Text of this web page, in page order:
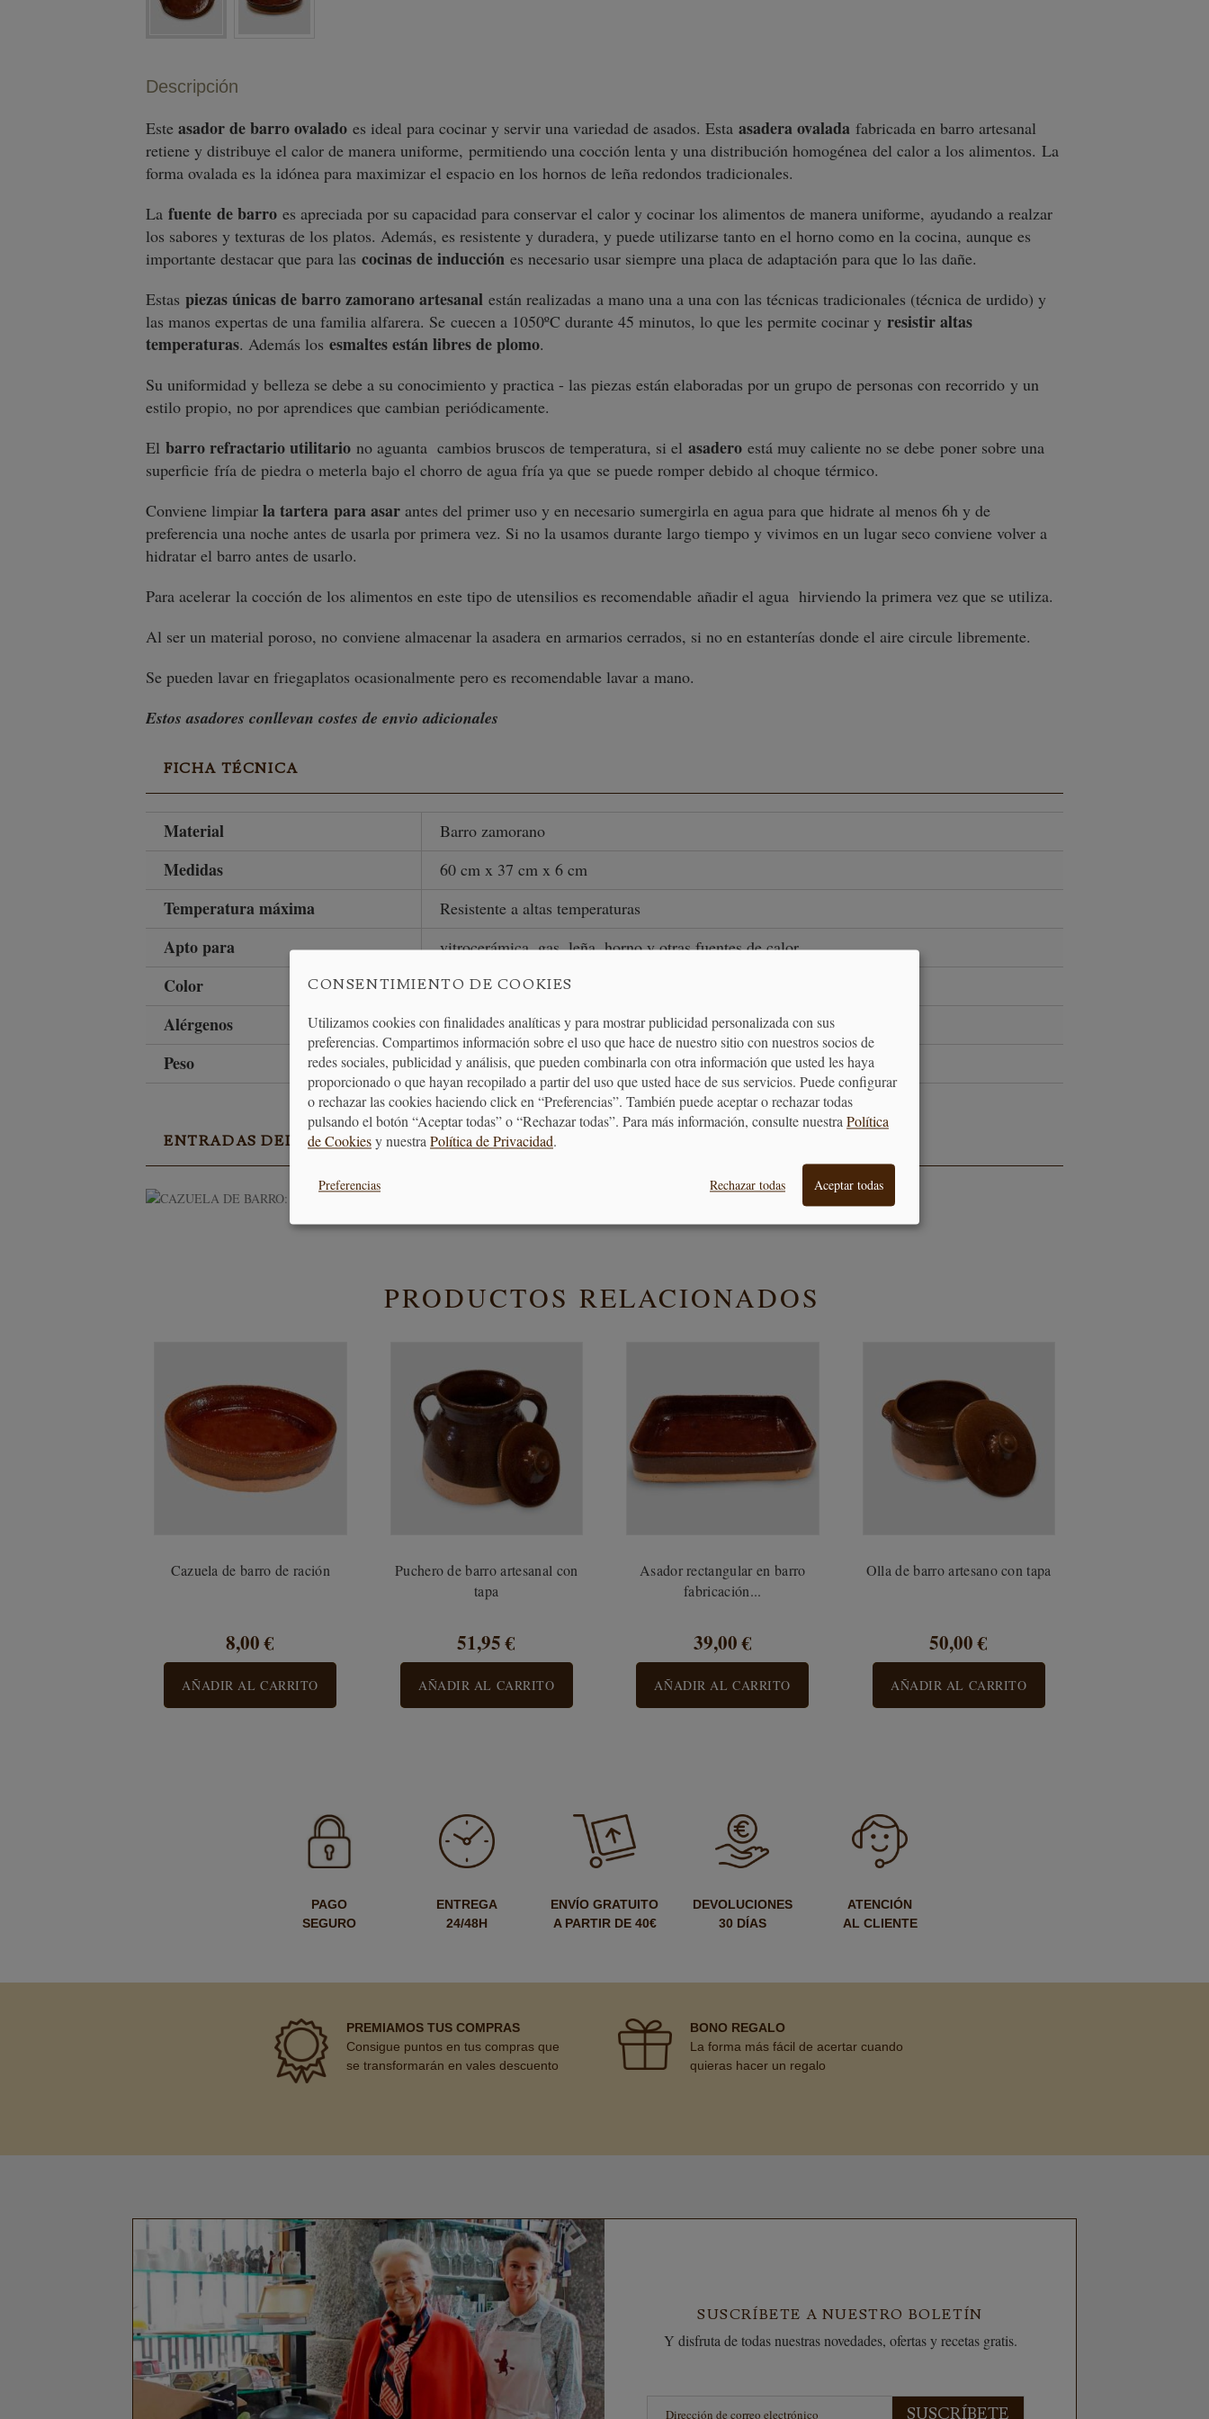
Descripción
Este asador de barro ovalado es ideal para cocinar y servir una variedad de asados. Esta asadera ovalada fabricada en barro artesanal
retiene y distribuye el calor de manera uniforme, permitiendo una cocción lenta y una distribución homogénea del calor a los alimentos. La
forma ovalada es la idónea para maximizar el espacio en los hornos de leña redondos tradicionales.
La fuente de barro es apreciada por su capacidad para conservar el calor y cocinar los alimentos de manera uniforme, ayudando a realzar
los sabores y texturas de los platos. Además, es resistente y duradera, y puede utilizarse tanto en el horno como en la cocina, aunque es
importante destacar que para las cocinas de inducción es necesario usar siempre una placa de adaptación para que lo las dañe.
Estas piezas únicas de barro zamorano artesanal están realizadas a mano una a una con las técnicas tradicionales (técnica de urdido) y
las manos expertas de una familia alfarera. Se cuecen a 1050ºC durante 45 minutos, lo que les permite cocinar y resistir altas
temperaturas. Además los esmaltes están libres de plomo.
Su uniformidad y belleza se debe a su conocimiento y practica - las piezas están elaboradas por un grupo de personas con recorrido y un
estilo propio, no por aprendices que cambian periódicamente.
El barro refractario utilitario no aguanta cambios bruscos de temperatura, si el asadero está muy caliente no se debe poner sobre una
superficie fría de piedra o meterla bajo el chorro de agua fría ya que se puede romper debido al choque térmico.
Conviene limpiar la tartera para asar antes del primer uso y en necesario sumergirla en agua para que hidrate al menos 6h y de
preferencia una noche antes de usarla por primera vez. Si no la usamos durante largo tiempo y vivimos en un lugar seco conviene volver a
hidratar el barro antes de usarlo.
Para acelerar la cocción de los alimentos en este tipo de utensilios es recomendable añadir el agua hirviendo la primera vez que se utiliza.
Al ser un material poroso, no conviene almacenar la asadera en armarios cerrados, si no en estanterías donde el aire circule libremente.
Se pueden lavar en friegaplatos ocasionalmente pero es recomendable lavar a mano.
Estos asadores conllevan costes de envio adicionales
FICHA TÉCNICA
Material Barro zamorano
Medidas 60 cm x 37 cm x 6 cm
Temperatura máxima Resistente a altas temperaturas
Apto para vitrocerámica, gas, leña, horno y otras fuentes de calor
Color Marrón
Alérgenos Libre de plomo
Peso 7 kg
ENTRADAS DEL BLOG EN RELACIÓN
CAZUELA DE BARRO: CUÍDALA Y TENLA TODA LA VIDA
PRODUCTOS RELACIONADOS
Cazuela de barro de ración
8,00 €
AÑADIR AL CARRITO
Puchero de barro artesanal con
tapa
51,95 €
AÑADIR AL CARRITO
Asador rectangular en barro
fabricación...
39,00 €
AÑADIR AL CARRITO
Olla de barro artesano con tapa
50,00 €
AÑADIR AL CARRITO
PAGO
SEGURO
ENTREGA
24/48H
ENVÍO GRATUITO
A PARTIR DE 40€
DEVOLUCIONES
30 DÍAS
ATENCIÓN
AL CLIENTE
PREMIAMOS TUS COMPRAS
Consigue puntos en tus compras que
se transformarán en vales descuento
BONO REGALO
La forma más fácil de acertar cuando
quieras hacer un regalo
SUSCRÍBETE A NUESTRO BOLETÍN
Y disfruta de todas nuestras novedades, ofertas y recetas gratis.
SUSCRÍBETE
CONSENTIMIENTO DE COOKIES
Utilizamos cookies con finalidades analíticas y para mostrar publicidad personalizada con sus
preferencias. Compartimos información sobre el uso que hace de nuestro sitio con nuestros socios de
redes sociales, publicidad y análisis, que pueden combinarla con otra información que usted les haya
proporcionado o que hayan recopilado a partir del uso que usted hace de sus servicios. Puede configurar
o rechazar las cookies haciendo click en “Preferencias”. También puede aceptar o rechazar todas
pulsando el botón “Aceptar todas” o “Rechazar todas”. Para más información, consulte nuestraPolítica
de Cookiesy nuestraPolítica de Privacidad.
Preferencias Rechazar todas Aceptar todas